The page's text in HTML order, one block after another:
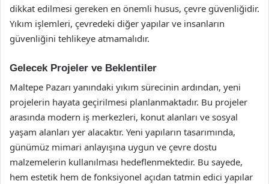
dikkat edilmesi gereken en önemli husus, çevre güvenliğidir.
Yıkım işlemleri, çevredeki diğer yapılar ve insanların
güvenliğini tehlikeye atmamalıdır.
Gelecek Projeler ve Beklentiler
Maltepe Pazarı yanındaki yıkım sürecinin ardından, yeni
projelerin hayata geçirilmesi planlanmaktadır. Bu projeler
arasında modern iş merkezleri, konut alanları ve sosyal
yaşam alanları yer alacaktır. Yeni yapıların tasarımında,
günümüz mimari anlayışına uygun ve çevre dostu
malzemelerin kullanılması hedeflenmektedir. Bu sayede,
hem estetik hem de fonksiyonel açıdan tatmin edici yapılar